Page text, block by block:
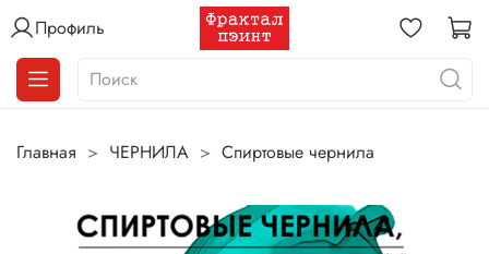
Профиль
Главная ЧЕРНИЛА Спиртовые чернила